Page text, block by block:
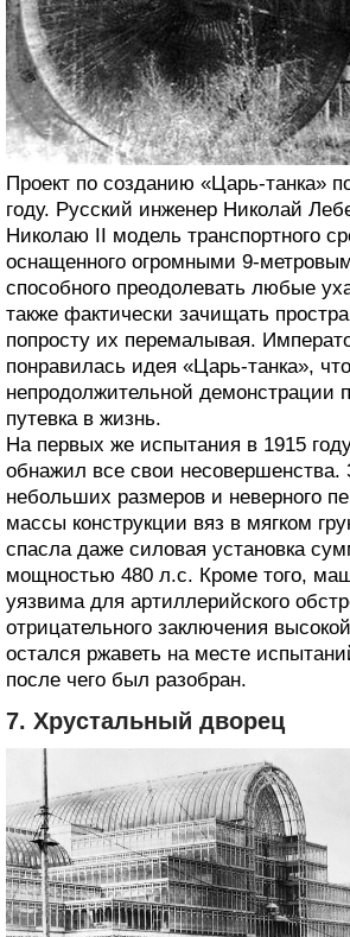
Проект по созданию «Царь-танка»
году. Русский инженер Николай
Николаю II модель транспортного
оснащенного огромными 9-
способного преодолевать любые
также фактически зачищать
попросту их перемалывая.
понравилась идея «Царь-танка»,
непродолжительной демонстрации
путевка в жизнь.
На первых же испытания в 1915
обнажил все свои несовершенства.
небольших размеров и неверного
массы конструкции вяз в мягком
спасла даже силовая установка
мощностью 480 л.с. Кроме того,
уязвима для артиллерийского
отрицательного заключения
остался ржаветь на месте
после чего был разобран.
7. Хрустальный дворец